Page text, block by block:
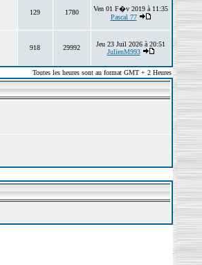
129 1780
Ven 01 F�v 2019 à 11:35
Pascal 77
918 29992
Jeu 23 Juil 2026 à 20:51
JulienM993
Toutes les heures sont au format GMT + 2 Heures